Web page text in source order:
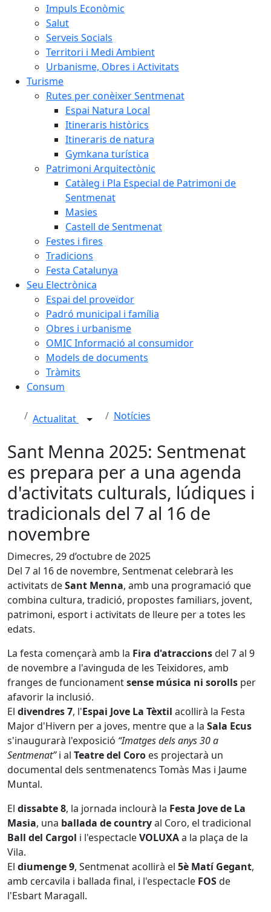
Impuls Econòmic
Salut
Serveis Socials
Territori i Medi Ambient
Urbanisme, Obres i Activitats
Turisme
Rutes per conèixer Sentmenat
Espai Natura Local
Itineraris històrics
Itineraris de natura
Gymkana turística
Patrimoni Arquitectònic
Catàleg i Pla Especial de Patrimoni de
Sentmenat
Masies
Castell de Sentmenat
Festes i fires
Tradicions
Festa Catalunya
Seu Electrònica
Espai del proveïdor
Padró municipal i família
Obres i urbanisme
OMIC Informació al consumidor
Models de documents
Tràmits
Consum
Actualitat Notícies
Sant Menna 2025: Sentmenat
es prepara per a una agenda
d'activitats culturals, lúdiques i
tradicionals del 7 al 16 de
novembre
Dimecres, 29 d’octubre de 2025
Del 7 al 16 de novembre, Sentmenat celebrarà les
activitats deSant Menna, amb una programació que
combina cultura, tradició, propostes familiars, jovent,
patrimoni, esport i activitats de lleure per a totes les
edats.
La festa començarà amb la Fira d'atraccionsdel 7 al 9
de novembre a l'avinguda de les Teixidores, amb
franges de funcionamentsense música ni sorolls per
afavorir la inclusió.
El divendres 7, l'Espai Jove La Tèxtil acollirà la Festa
Major d'Hivern per a joves, mentre que a la Sala Ecus
s'inaugurarà l'exposició “Imatges dels anys 30 a
Sentmenat”i al Teatre del Coro es projectarà un
documental dels sentmenatencs Tomàs Mas i Jaume
Muntal.
El dissabte 8, la jornada inclourà la Festa Jove de La
Masia, una ballada de countryal Coro, el tradicional
Ball del Cargol i l'espectacleVOLUXAa la plaça de la
Vila.
El diumenge 9, Sentmenat acollirà el 5è Matí Gegant,
amb cercavila i ballada final, i l'espectacle FOSde
l'Esbart Maragall.